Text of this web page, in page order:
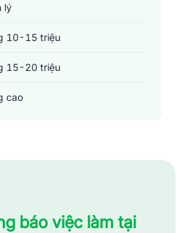
lý
10-15 triệu
15-20 triệu
cao
báo việc làm tại